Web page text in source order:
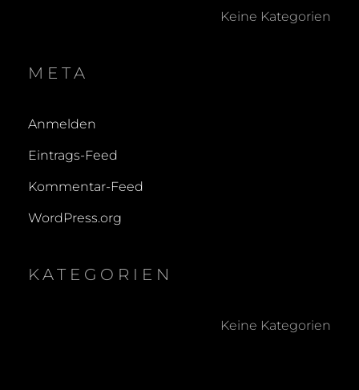
Keine Kategorien
META
Anmelden
Eintrags-Feed
Kommentar-Feed
WordPress.org
KATEGORIEN
Keine Kategorien